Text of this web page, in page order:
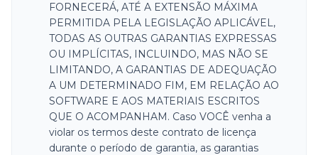
FORNECERÁ, ATÉ A EXTENSÃO MÁXIMA
PERMITIDA PELA LEGISLAÇÃO APLICÁVEL,
TODAS AS OUTRAS GARANTIAS EXPRESSAS
OU IMPLÍCITAS, INCLUINDO, MAS NÃO SE
LIMITANDO, A GARANTIAS DE ADEQUAÇÃO
A UM DETERMINADO FIM, EM RELAÇÃO AO
SOFTWARE E AOS MATERIAIS ESCRITOS
QUE O ACOMPANHAM. Caso VOCÊ venha a
violar os termos deste contrato de licença
durante o período de garantia, as garantias